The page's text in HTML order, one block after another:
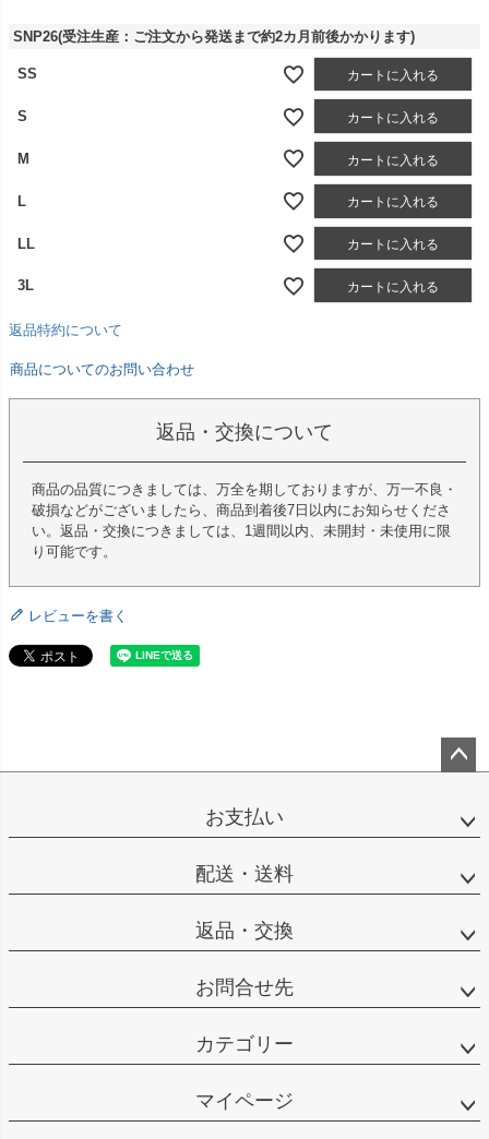
SNP26(受注生産：ご注文から発送まで約2カ月前後かかります)
SS カートに入れる
S カートに入れる
M カートに入れる
L カートに入れる
LL カートに入れる
3L カートに入れる
返品特約について
商品についてのお問い合わせ
返品・交換について
商品の品質につきましては、万全を期しておりますが、万一不良・
破損などがございましたら、商品到着後7日以内にお知らせくださ
い。返品・交換につきましては、1週間以内、未開封・未使用に限
り可能です。
レビューを書く
ップ
お支払い
配送・送料
返品・交換
お問合せ先
カテゴリー
マイページ